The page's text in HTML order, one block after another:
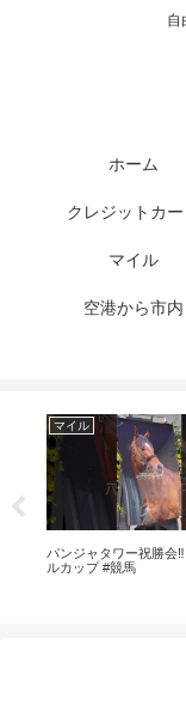
自
ホーム
クレジットカー
マイル
空港から市内
マイル
パンジャタワー祝勝会‼︎ #nhkマイ
ルカップ #競馬